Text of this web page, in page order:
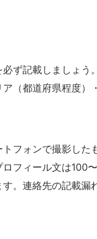
ず記載しましょう
（都道府県程度）
フォンで撮影した
フィール文は100
。連絡先の記載漏